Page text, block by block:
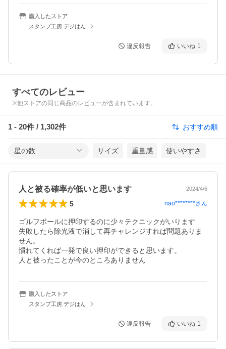
購入したストア
スタンプ工房 デジはん
違反報告 いいね 1
すべてのレビュー
※他ストアの同じ商品のレビューが含まれています。
1 - 20件 / 1,302件 おすすめ順
星の数 サイズ 重量感 使いやすさ
人と被る確率が低いと思います 2024/4/6
5 nao********さん
ゴルフボールに押印するのに少々テクニックがいります
失敗したら除光液で消して再チャレンジすれば問題ありま
せん。
慣れてくれば一発で良い押印ができると思います。
人と被ったことが今のところありません
購入したストア
スタンプ工房 デジはん
違反報告 いいね 1